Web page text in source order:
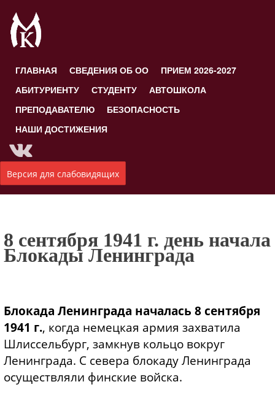
ГЛАВНАЯ СВЕДЕНИЯ ОБ ОО
ПРИЕМ 2026-2027
АБИТУРИЕНТУ
СТУДЕНТУ
АВТОШКОЛА
ПРЕПОДАВАТЕЛЮ
БЕЗОПАСНОСТЬ
НАШИ ДОСТИЖЕНИЯ
Версия для слабовидящих
8 сентября 1941 г. день начала
Блокады Ленинграда
Блокада Ленинграда началась 8 сентября
1941 г., когда немецкая армия захватила
Шлиссельбург, замкнув кольцо вокруг
Ленинграда. С севера блокаду Ленинграда
осуществляли финские войска.